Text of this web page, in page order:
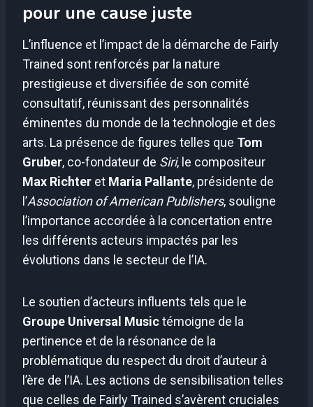
pour une cause juste
L’influence et l’impact de la démarche de Fairly
Trained sont renforcés par la nature
prestigieuse et diversifiée de son comité
consultatif, réunissant des personnalités
éminentes du monde de la technologie et des
arts. La présence de figures telles que Tom
Gruber, co-fondateur de Siri, le compositeur
Max Richter et Maria Pallante, présidente de
l’Association of American Publishers, souligne
l’importance accordée à la concertation entre
les différents acteurs impactés par les
évolutions dans le secteur de l’IA.
Le soutien d’acteurs influents tels que le
Groupe Universal Musictémoigne de la
pertinence et de la résonance de la
problématique du respect du droit d’auteur à
l’ère de l’IA. Les actions de sensibilisation telles
que celles de Fairly Trained s’avèrent cruciales